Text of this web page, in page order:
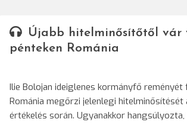
Újabb hitelminősítőtől vár
pénteken Románia
Ilie Bolojan ideiglenes kormányfő reményét
Románia megőrzi jelenlegi hitelminősítését
értékelés során. Ugyanakkor